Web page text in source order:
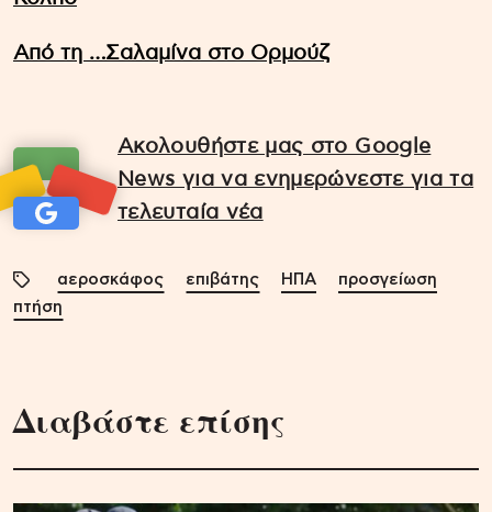
Από τη …Σαλαμίνα στο Ορμούζ
Ακολουθήστε μας στο Google
News για να ενημερώνεστε για τα
τελευταία νέα
αεροσκάφος επιβάτης ΗΠΑ
προσγείωση
πτήση
Διαβάστε επίσης